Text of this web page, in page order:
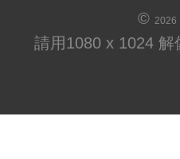
© 2026
請用1080 x 1024